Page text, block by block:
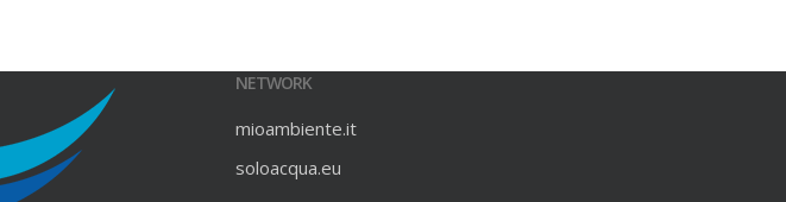
NETWORK
mioambiente.it
soloacqua.eu